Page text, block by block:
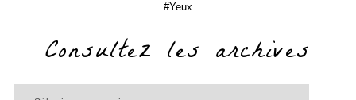
Yeux
Consultez les archives